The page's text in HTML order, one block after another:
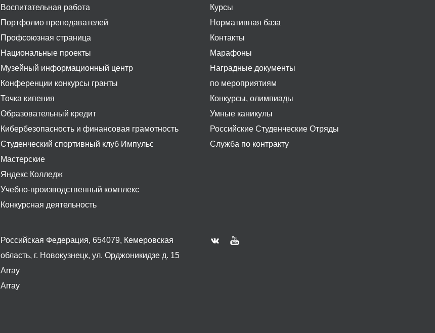
Воспитательная работа
Портфолио преподавателей
Профсоюзная страница
Национальные проекты
Музейный информационный центр
Конференции конкурсы гранты
Точка кипения
Образовательный кредит
Кибербезопасность и финансовая грамотность
Студенческий спортивный клуб Импульс
Мастерские
Яндекс Колледж
Учебно-производственный комплекс
Конкурсная деятельность
Курсы
Нормативная база
Контакты
Марафоны
Наградные документы
по мероприятиям
Конкурсы, олимпиады
Умные каникулы
Российские Студенческие Отряды
Служба по контракту
Российская Федерация, 654079, Кемеровская
область, г. Новокузнецк, ул. Орджоникидзе д. 15
Array
Array